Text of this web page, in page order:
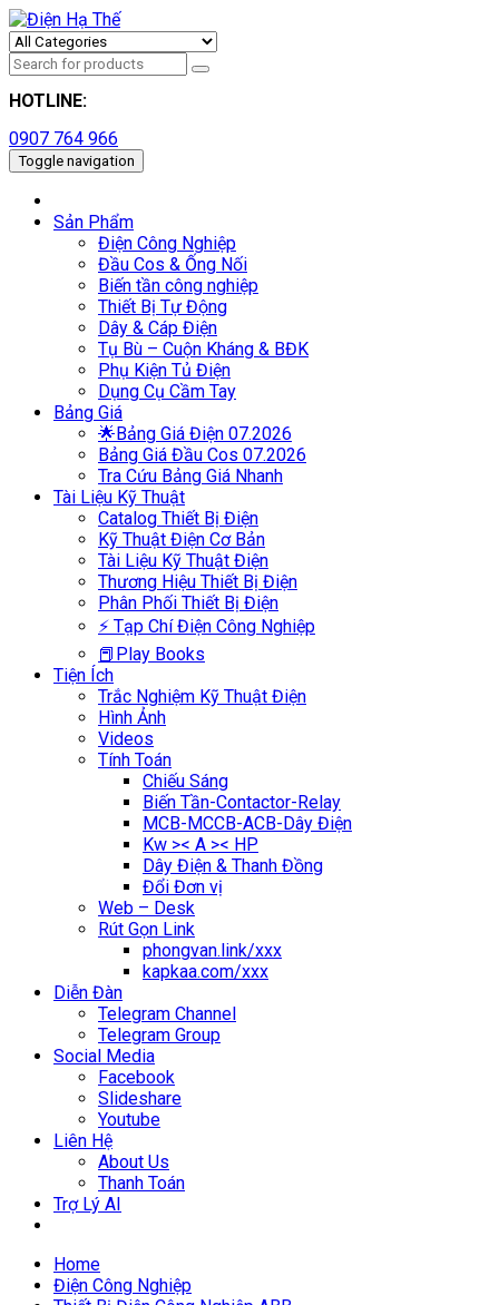
HOTLINE:
0907 764 966
Toggle navigation
Sản Phẩm
Điện Công Nghiệp
Đầu Cos & Ống Nối
Biến tần công nghiệp
Thiết Bị Tự Động
Dây & Cáp Điện
Tụ Bù – Cuộn Kháng & BĐK
Phụ Kiện Tủ Điện
Dụng Cụ Cầm Tay
Bảng Giá
🌟Bảng Giá Điện 07.2026
Bảng Giá Đầu Cos 07.2026
Tra Cứu Bảng Giá Nhanh
Tài Liệu Kỹ Thuật
Catalog Thiết Bị Điện
Kỹ Thuật Điện Cơ Bản
Tài Liệu Kỹ Thuật Điện
Thương Hiệu Thiết Bị Điện
Phân Phối Thiết Bị Điện
⚡ Tạp Chí Điện Công Nghiệp
📕Play Books
Tiện Ích
Trắc Nghiệm Kỹ Thuật Điện
Hình Ảnh
Videos
Tính Toán
Chiếu Sáng
Biến Tần-Contactor-Relay
MCB-MCCB-ACB-Dây Điện
Kw >< A >< HP
Dây Điện & Thanh Đồng
Đổi Đơn vị
Web – Desk
Rút Gọn Link
phongvan.link/xxx
kapkaa.com/xxx
Diễn Đàn
Telegram Channel
Telegram Group
Social Media
Facebook
Slideshare
Youtube
Liên Hệ
About Us
Thanh Toán
Trợ Lý AI
Home
Điện Công Nghiệp